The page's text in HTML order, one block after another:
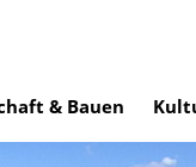
& Bauen